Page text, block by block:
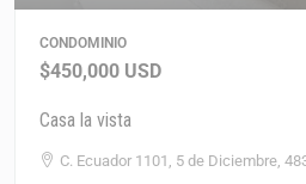
CONDOMINIO
$450,000 USD
Casa la vista
C. Ecuador 1101, 5 de Diciembre,